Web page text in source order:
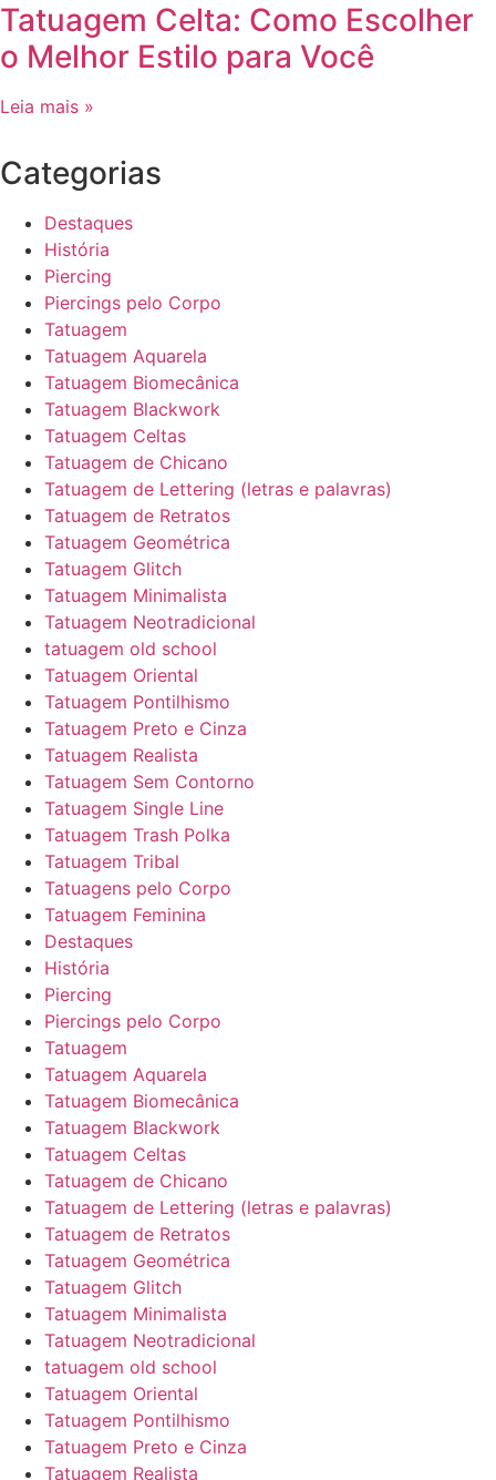
Tatuagem Celta: Como Escolher
o Melhor Estilo para Você
Leia mais »
Categorias
Destaques
História
Piercing
Piercings pelo Corpo
Tatuagem
Tatuagem Aquarela
Tatuagem Biomecânica
Tatuagem Blackwork
Tatuagem Celtas
Tatuagem de Chicano
Tatuagem de Lettering (letras e palavras)
Tatuagem de Retratos
Tatuagem Geométrica
Tatuagem Glitch
Tatuagem Minimalista
Tatuagem Neotradicional
tatuagem old school
Tatuagem Oriental
Tatuagem Pontilhismo
Tatuagem Preto e Cinza
Tatuagem Realista
Tatuagem Sem Contorno
Tatuagem Single Line
Tatuagem Trash Polka
Tatuagem Tribal
Tatuagens pelo Corpo
Tatuagem Feminina
Destaques
História
Piercing
Piercings pelo Corpo
Tatuagem
Tatuagem Aquarela
Tatuagem Biomecânica
Tatuagem Blackwork
Tatuagem Celtas
Tatuagem de Chicano
Tatuagem de Lettering (letras e palavras)
Tatuagem de Retratos
Tatuagem Geométrica
Tatuagem Glitch
Tatuagem Minimalista
Tatuagem Neotradicional
tatuagem old school
Tatuagem Oriental
Tatuagem Pontilhismo
Tatuagem Preto e Cinza
Tatuagem Realista